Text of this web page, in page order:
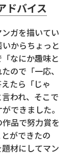
ドバイス
ガを描いてい
からちょっと
なにか趣味と
ので「一応、
たら「じゃ
われ、そこで
できました。
品で努力賞を
ができたの
材にしてマン